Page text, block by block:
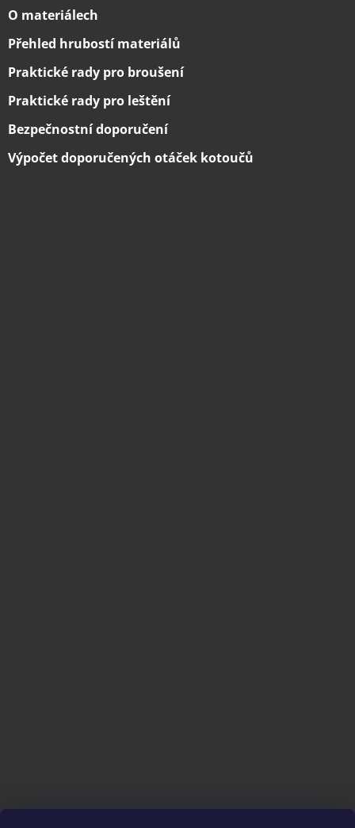
O materiálech
Přehled hrubostí materiálů
Praktické rady pro broušení
Praktické rady pro leštění
Bezpečnostní doporučení
Výpočet doporučených otáček kotoučů